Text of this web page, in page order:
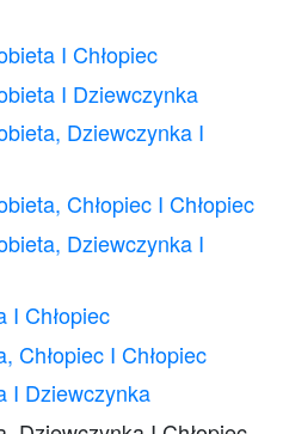
I Chłopiec
I Dziewczynka
Dziewczynka I
Chłopiec I Chłopiec
Dziewczynka I
I Chłopiec
Chłopiec I Chłopiec
I Dziewczynka